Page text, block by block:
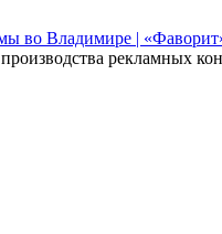
рекламных